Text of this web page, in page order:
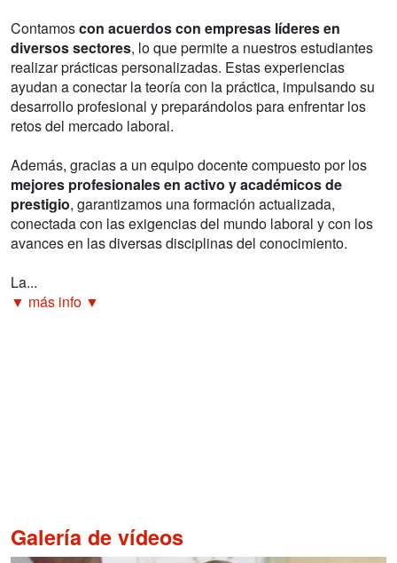
Contamoscon acuerdos con empresas líderes en
diversos sectores, lo que permite a nuestros estudiantes
realizar prácticas personalizadas. Estas experiencias
ayudan a conectar la teoría con la práctica, impulsando su
desarrollo profesional y preparándolos para enfrentar los
retos del mercado laboral.
Además, gracias a un equipo docente compuesto por los
mejores profesionales en activo y académicos de
prestigio, garantizamos una formación actualizada,
conectada con las exigencias del mundo laboral y con los
avances en las diversas disciplinas del conocimiento.
La...
▼ más info ▼
Galería de vídeos